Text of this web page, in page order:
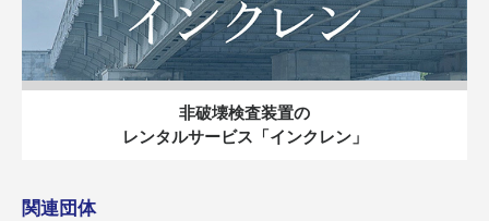
非破壊検査装置の
レンタルサービス「インクレン」
関連団体